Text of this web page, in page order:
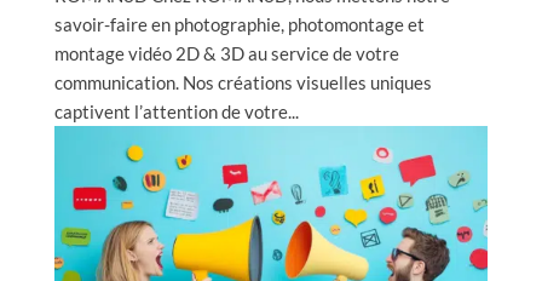
EXPERTISES
NFT
CONTACT
savoir-faire en photographie, photomontage et
montage vidéo 2D & 3D au service de votre
communication. Nos créations visuelles uniques
captivent l’attention de votre...